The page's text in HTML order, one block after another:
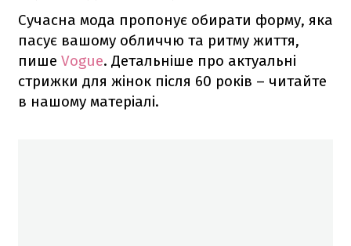
Сучасна мода пропонує обирати форму, яка
пасує вашому обличчю та ритму життя,
пише Vogue. Детальніше про актуальні
стрижки для жінок після 60 років – читайте
в нашому матеріалі.